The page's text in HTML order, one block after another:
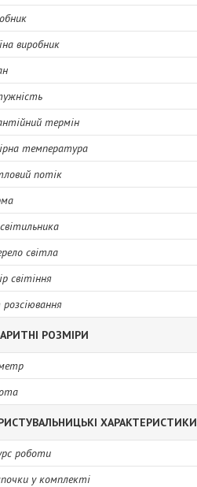
виробник
термін
температура
потік
світла
світіння
РОЗМІРИ
ХАРАКТЕРИСТИКИ
роботи
у комплекті